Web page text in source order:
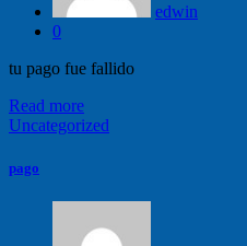
edwin
0
tu pago fue fallido
Read more
Uncategorized
pago